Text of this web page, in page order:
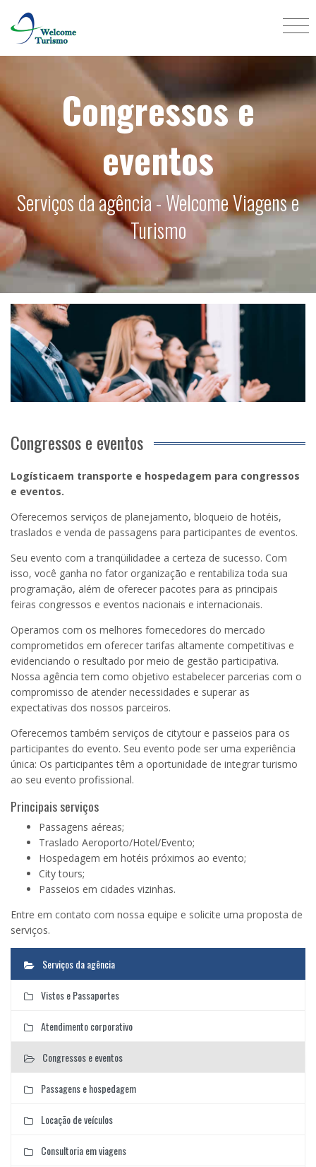
Congressos e
eventos
Serviços da agência - Welcome Viagens e
Turismo
Congressos e eventos
Logísticaem transporte e hospedagem para congressos
e eventos.
Oferecemos serviços de planejamento, bloqueio de hotéis,
traslados e venda de passagens para participantes de eventos.
Seu evento com a tranqüilidadee a certeza de sucesso. Com
isso, você ganha no fator organização e rentabiliza toda sua
programação, além de oferecer pacotes para as principais
feiras congressos e eventos nacionais e internacionais.
Operamos com os melhores fornecedores do mercado
comprometidos em oferecer tarifas altamente competitivas e
evidenciando o resultado por meio de gestão participativa.
Nossa agência tem como objetivo estabelecer parcerias com o
compromisso de atender necessidades e superar as
expectativas dos nossos parceiros.
Oferecemos também serviços de citytour e passeios para os
participantes do evento. Seu evento pode ser uma experiência
única: Os participantes têm a oportunidade de integrar turismo
ao seu evento profissional.
Principais serviços
Passagens aéreas;
Traslado Aeroporto/Hotel/Evento;
Hospedagem em hotéis próximos ao evento;
City tours;
Passeios em cidades vizinhas.
Entre em contato com nossa equipe e solicite uma proposta de
serviços.
Serviços da agência
Vistos e Passaportes
Atendimento corporativo
Congressos e eventos
Passagens e hospedagem
Locação de veículos
Consultoria em viagens